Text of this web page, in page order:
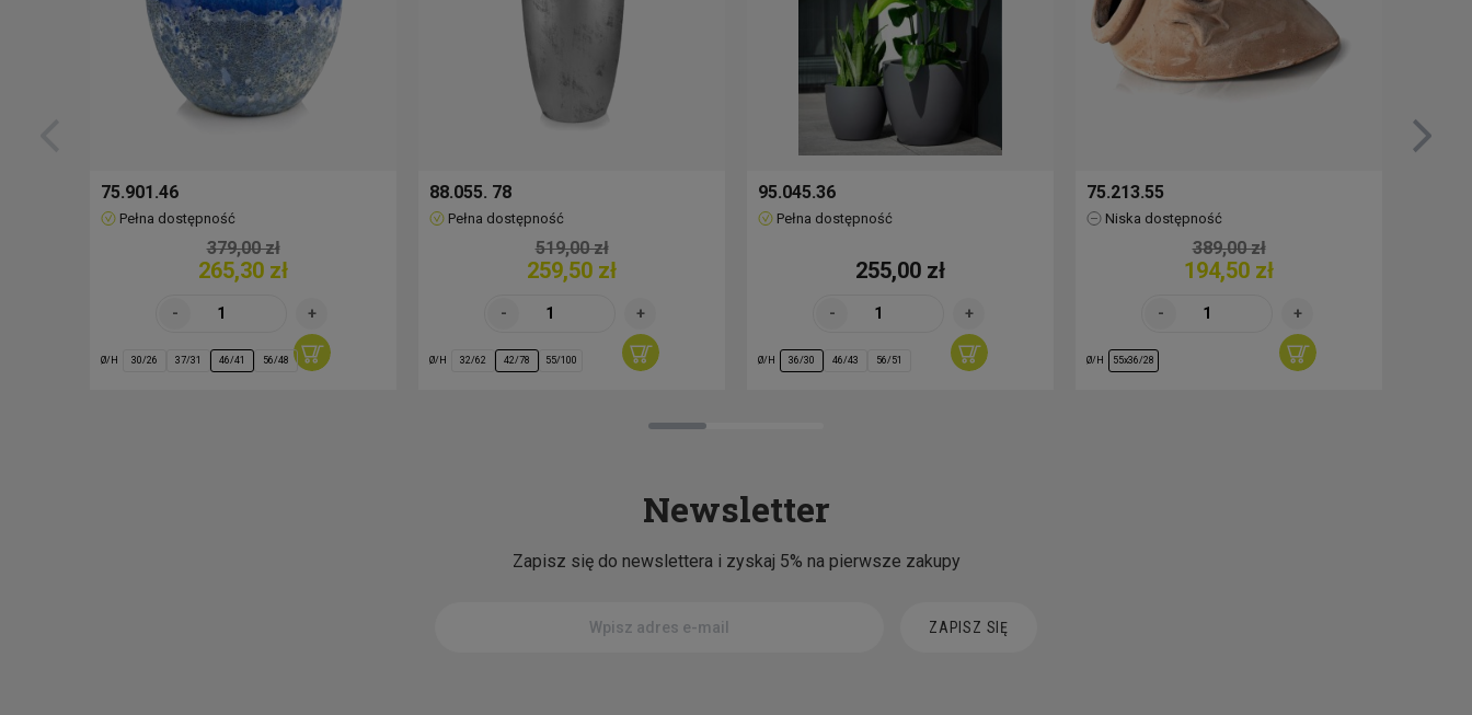
75.901.46
Pełna dostępność
379,00 zł
265,30 zł
Ø/H 30/26 37/31 46/41 56/48
88.055. 78
Pełna dostępność
519,00 zł
259,50 zł
Ø/H 32/62 42/78 55/100
95.045.36
Pełna dostępność
255,00 zł
Ø/H 36/30 46/43 56/51
75.213.55
Niska dostępność
389,00 zł
194,50 zł
Ø/H 55x36/28
Newsletter
Zapisz się do newslettera i zyskaj 5% na pierwsze zakupy
ZAPISZ SIĘ